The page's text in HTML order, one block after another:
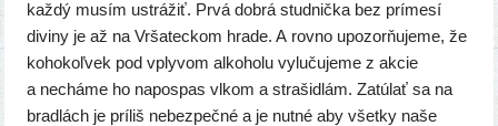
kaž­dý musím ustrá­žiť. Prvá dob­rá stud­nič­ka bez prí­me­sí
divi­ny je až na Vršateckom hra­de. A rov­no upo­zor­ňu­je­me, že
koho­koľ­vek pod vply­vom alko­ho­lu vylu­ču­je­me z akcie
a nechá­me ho napos­pas vlkom a stra­šid­lám. Zatúlať sa na
brad­lách je prí­liš nebez­peč­né a je nut­né aby všet­ky naše